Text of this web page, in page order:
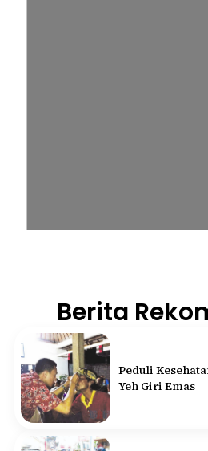
Berita
Peduli
Yeh Giri Emas